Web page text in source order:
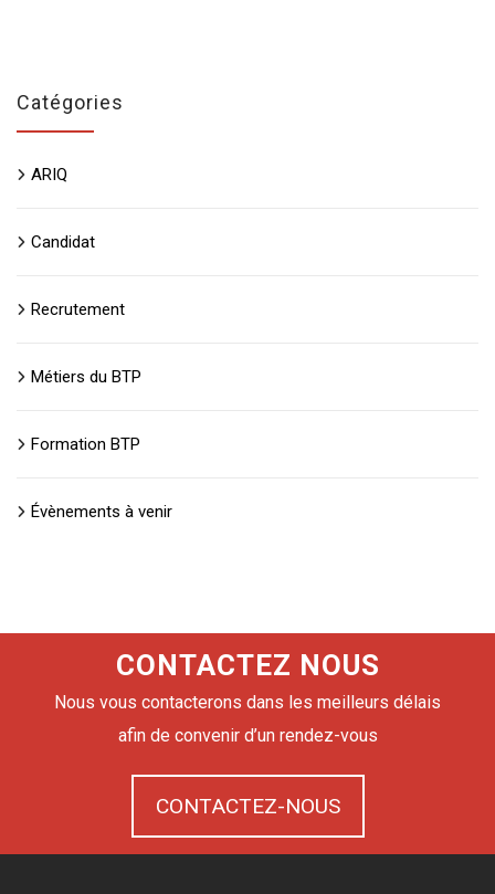
Catégories
ARIQ
Candidat
Recrutement
Métiers du BTP
Formation BTP
Évènements à venir
CONTACTEZ NOUS
Nous vous contacterons dans les meilleurs délais
afin de convenir d’un rendez-vous
CONTACTEZ-NOUS